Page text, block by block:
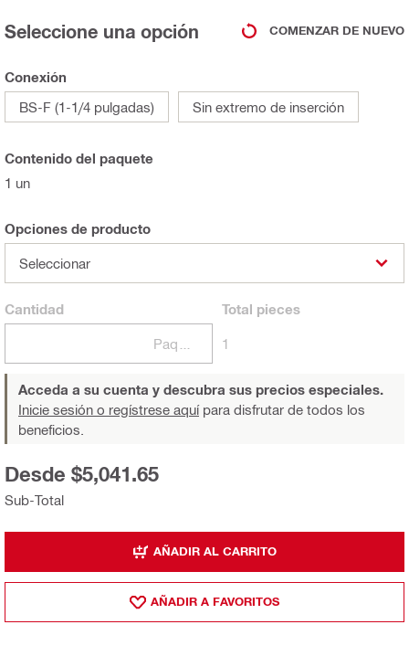
Seleccione una opción COMENZAR DE NUEVO
Conexión
BS-F (1-1/4 pulgadas)
Sin extremo de inserción
Contenido del paquete
1 un
Opciones de producto
Seleccionar
Cantidad Total pieces
1
Acceda a su cuenta y descubra sus precios especiales.
Inicie sesión o regístrese aquípara disfrutar de todos los
beneficios.
Sub-Total
Desde $5,041.65
AÑADIR AL CARRITO
AÑADIR A FAVORITOS